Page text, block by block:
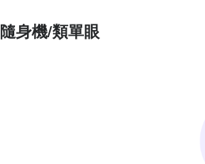
隨身機/類單眼